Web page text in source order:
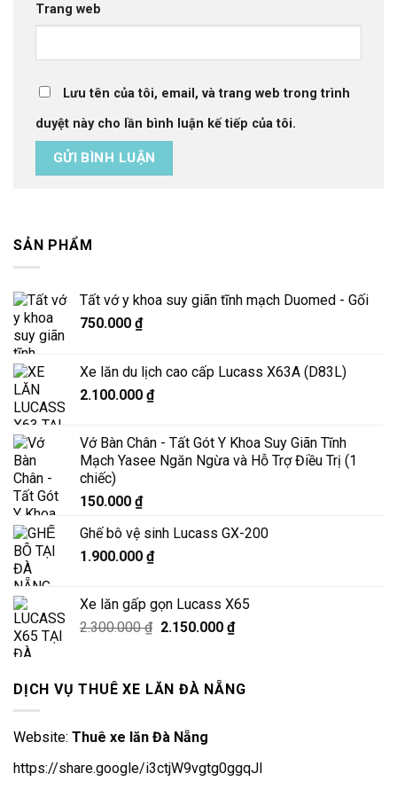
Trang web
Lưu tên của tôi, email, và trang web trong trình
duyệt này cho lần bình luận kế tiếp của tôi.
SẢN PHẨM
Tất vớ y khoa suy giãn tĩnh mạch Duomed - Gối
750.000 ₫
Xe lăn du lịch cao cấp Lucass X63A (D83L)
2.100.000 ₫
Vớ Bàn Chân - Tất Gót Y Khoa Suy Giãn Tĩnh
Mạch Yasee Ngăn Ngừa và Hỗ Trợ Điều Trị (1
chiếc)
150.000 ₫
Ghế bô vệ sinh Lucass GX-200
1.900.000 ₫
Xe lăn gấp gọn Lucass X65
2.300.000₫ Giá
2.300.000 ₫.
2.150.000 ₫Giá
là:
DỊCH VỤ THUÊ XE LĂN ĐÀ NẴNG
Website: Thuê xe lăn Đà Nẵng
https://share.google/i3ctjW9vgtg0ggqJl